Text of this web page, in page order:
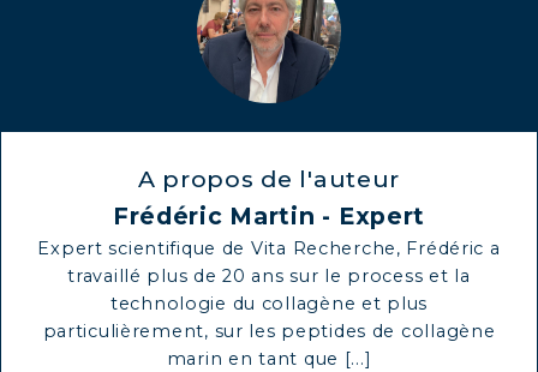
A propos de l'auteur
Frédéric Martin - Expert
Expert scientifique de Vita Recherche, Frédéric a
travaillé plus de 20 ans sur le process et la
technologie du collagène et plus
particulièrement, sur les peptides de collagène
marin en tant que [...]